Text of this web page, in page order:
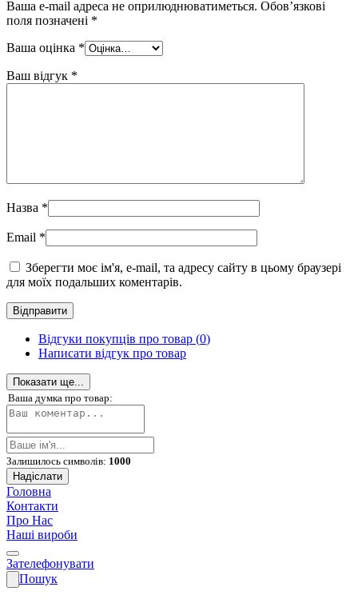
Ваша e-mail адреса не оприлюднюватиметься. Обов’язкові
поля позначені *
Ваша оцінка *
Ваш відгук *
Назва *
Email *
Зберегти моє ім'я, e-mail, та адресу сайту в цьому браузері
для моїх подальших коментарів.
Відгуки покупців про товар (0)
Написати відгук про товар
Показати ще...
Ваша думка про товар:
Залишилось символів: 1000
Надіслати
Головна
Контакти
Про Нас
Наші вироби
Зателефонувати
Пошук